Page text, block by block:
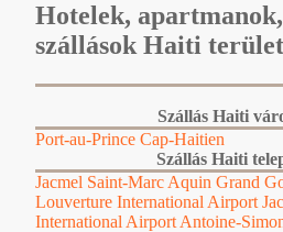
Hotelek,
szállások Haiti
Szállás Haiti
Port-au-Prince Cap-Haitien
Szállás Haiti
Jacmel Saint-Marc Aquin Grand
Louverture International Airport
International Airport Antoine-